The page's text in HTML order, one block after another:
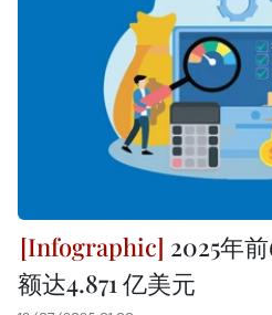
2025年
额达4.871 亿美元